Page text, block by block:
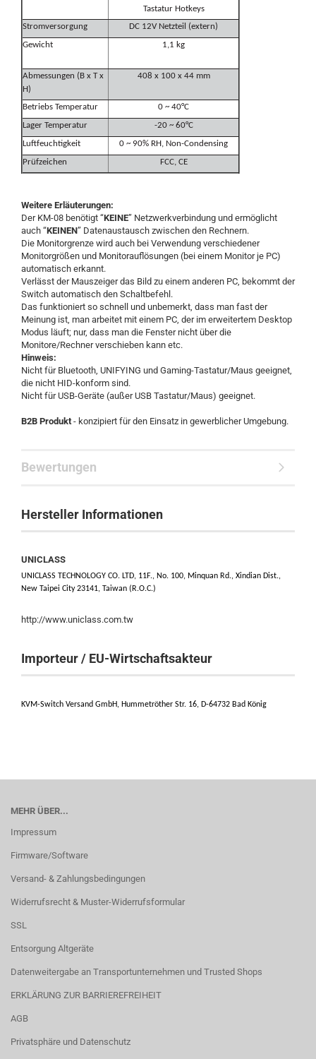
Tastatur Hotkeys
Stromversorgung
DC 12V Netzteil (extern)
Gewicht
1,1 kg
Abmessungen (B x T x
H)
408 x 100 x 44 mm
Betriebs Temperatur
0 ~ 40°C
Lager Temperatur
-20 ~ 60°C
Luftfeuchtigkeit
0 ~ 90% RH, Non-Condensing
Prüfzeichen
FCC, CE
Weitere Erläuterungen:
Der KM-08 benötigt “KEINE” Netzwerkverbindung und ermöglicht
auch “KEINEN” Datenaustausch zwischen den Rechnern.
Die Monitorgrenze wird auch bei Verwendung verschiedener
Monitorgrößen und Monitorauflösungen (bei einem Monitor je PC)
automatisch erkannt.
Verlässt der Mauszeiger das Bild zu einem anderen PC, bekommt der
Switch automatisch den Schaltbefehl.
Das funktioniert so schnell und unbemerkt, dass man fast der
Meinung ist, man arbeitet mit einem PC, der im erweitertem Desktop
Modus läuft; nur, dass man die Fenster nicht über die
Monitore/Rechner verschieben kann etc.
Hinweis:
Nicht für Bluetooth, UNIFYING und Gaming-Tastatur/Maus geeignet,
die nicht HID-konform sind.
Nicht für USB-Geräte (außer USB Tastatur/Maus) geeignet.
B2B Produkt- konzipiert für den Einsatz in gewerblicher Umgebung.
Bewertungen
Hersteller Informationen
UNICLASS
UNICLASS TECHNOLOGY CO. LTD, 11F., No. 100, Minquan Rd., Xindian Dist.,
New Taipei City 23141, Taiwan (R.O.C.)
http://www.uniclass.com.tw
Importeur / EU-Wirtschaftsakteur
KVM-Switch Versand GmbH, Hummetröther Str. 16, D-64732 Bad König
MEHR ÜBER...
Impressum
Firmware/Software
Versand- & Zahlungsbedingungen
Widerrufsrecht & Muster-Widerrufsformular
SSL
Entsorgung Altgeräte
Datenweitergabe an Transportunternehmen und Trusted Shops
ERKLÄRUNG ZUR BARRIEREFREIHEIT
AGB
Privatsphäre und Datenschutz